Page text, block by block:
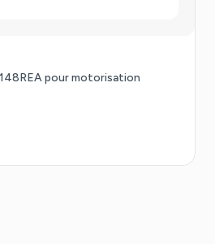
pour motorisation